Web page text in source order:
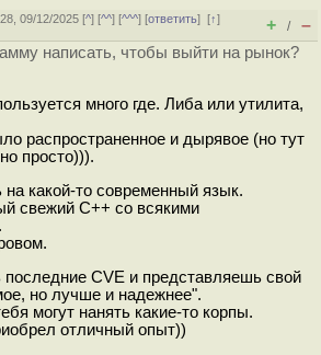
09/12/2025 [^] [^^] [^^^] [ответить][↑]
+ / –
написать, чтобы выйти на рынок?
много где. Либа или утилита,
распространенное и дырявое (но тут
просто))).
какой-то современный язык.
свежий С++ со всякими
CVE и представляешь свой
но лучше и надежнее".
могут нанять какие-то корпы.
отличный опыт))